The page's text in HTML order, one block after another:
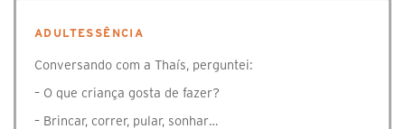
ADULTESSÊNCIA
Conversando com a Thaís, perguntei:
– O que criança gosta de fazer?
– Brincar, correr, pular, sonhar…